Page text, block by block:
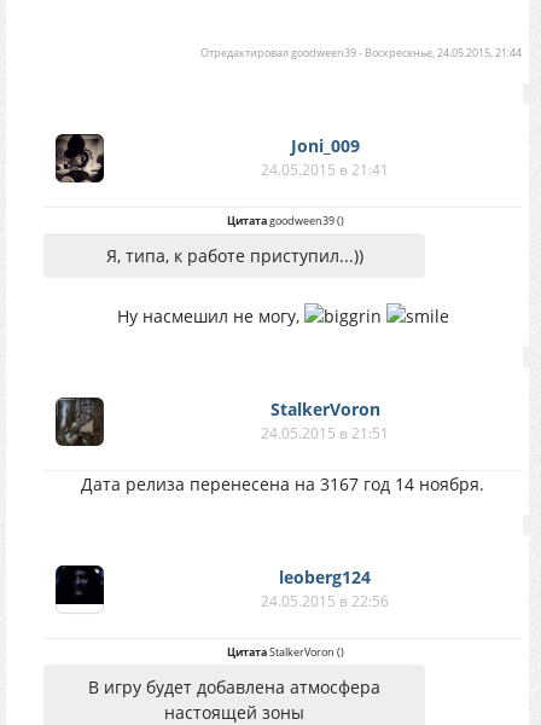
Отредактировалgoodween39- Воскресенье, 24.05.2015, 21:44
Joni_009
24.05.2015 в 21:41
Цитатаgoodween39()
Я, типа, к работе приступил...))
Ну насмешил не могу,
StalkerVoron
24.05.2015 в 21:51
Дата релиза перенесена на 3167 год 14 ноября.
leoberg124
24.05.2015 в 22:56
ЦитатаStalkerVoron ()
В игру будет добавлена атмосфера
настоящей зоны